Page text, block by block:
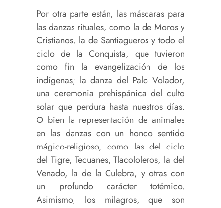
Por otra parte están, las máscaras para
las danzas rituales, como la de Moros y
Cristianos, la de Santiagueros y todo el
ciclo de la Conquista, que tuvieron
como fin la evangelización de los
indígenas; la danza del Palo Volador,
una ceremonia prehispánica del culto
solar que perdura hasta nuestros días.
O bien la representación de animales
en las danzas con un hondo sentido
mágico-religioso, como las del ciclo
del Tigre, Tecuanes, Tlacololeros, la del
Venado, la de la Culebra, y otras con
un profundo carácter totémico.
Asimismo, los milagros, que son